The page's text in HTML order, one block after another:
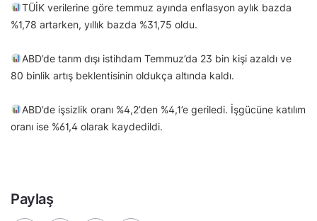
TÜİK verilerine göre temmuz ayında enflasyon aylık bazda
%1,78 artarken, yıllık bazda %31,75 oldu.
ABD’de tarım dışı istihdam Temmuz’da 23 bin kişi azaldı ve
80 binlik artış beklentisinin oldukça altında kaldı.
ABD’de işsizlik oranı %4,2’den %4,1’e geriledi. İşgücüne katılım
oranı ise %61,4 olarak kaydedildi.
Paylaş